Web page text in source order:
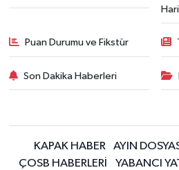
Puan Durumu ve Fikstür
Son Dakika Haberleri
KAPAK HABER AYIN
ÇOSB HABERLERİ
YABANCI